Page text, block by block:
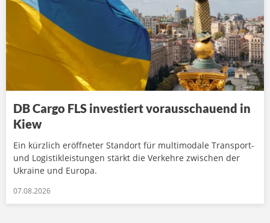
DB Cargo FLS investiert vorausschauend in
Kiew
Ein kürzlich eröffneter Standort für multimodale Transport-
und Logistikleistungen stärkt die Verkehre zwischen der
Ukraine und Europa.
07.08.2026